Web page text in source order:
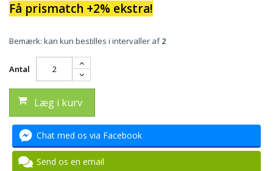
Få prismatch +2% ekstra!
Bemærk: kan kun bestilles i intervaller af2
Antal
Læg i kurv
Chat med os via Facebook
Send os en email